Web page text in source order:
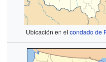
Ubicación en elcondado de